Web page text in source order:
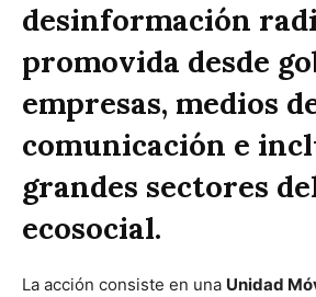
desinformación
promovida desde
empresas, medios
comunicación e
grandes sectores
ecosocial.
La acción consiste en una Unidad